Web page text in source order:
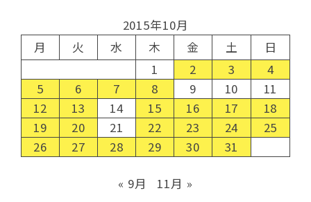
2015年10月
月
火 水 木 金 土
日
1
2 3
4
5
6 7 8 9 10
11
12
13 14 15 16 17
18
19
20 21 22 23 24
25
26
27 28 29 30 31
« 9月 11月 »